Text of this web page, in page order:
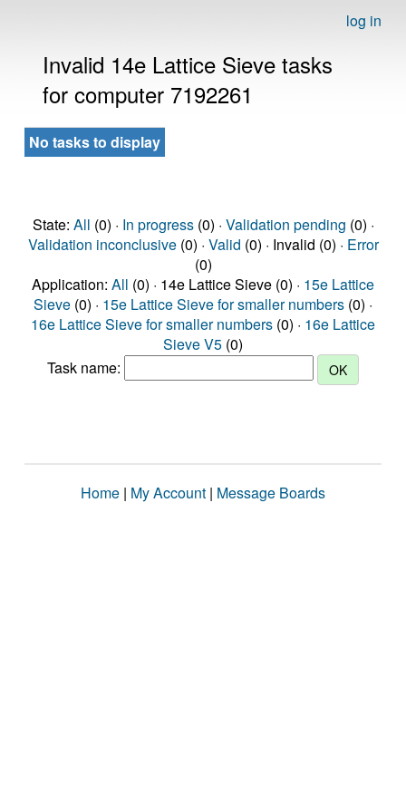
log in
Invalid 14e Lattice Sieve tasks
for computer 7192261
No tasks to display
State: All (0) · In progress(0) · Validation pending (0) ·
Validation inconclusive(0) · Valid (0) · Invalid (0) · Error
(0)
Application: All (0) · 14e Lattice Sieve (0) · 15e Lattice
Sieve (0) · 15e Lattice Sieve for smaller numbers (0) ·
16e Lattice Sieve for smaller numbers (0) · 16e Lattice
Sieve V5 (0)
Task name:
Home | My Account | Message Boards